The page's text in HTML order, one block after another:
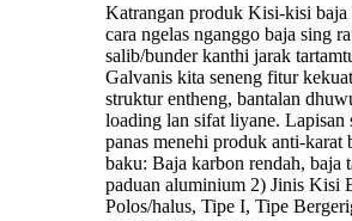
Katrangan produk Kisi-kisi baja
cara ngelas nganggo baja sing
salib/bunder kanthi jarak
Galvanis kita seneng fitur
struktur entheng, bantalan
loading lan sifat liyane. Lapisan
panas menehi produk anti-karat
baku: Baja karbon rendah, baja
paduan aluminium 2) Jinis Kisi
Polos/halus, Tipe I, Tipe